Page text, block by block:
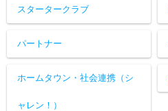
スタータークラブ
パートナー
ホームタウン・社会連携（シ
ャレン！）